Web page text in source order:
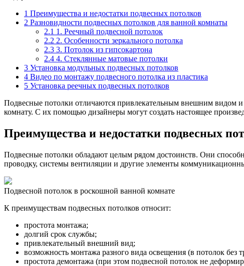
1 Преимущества и недостатки подвесных потолков
2 Разновидности подвесных потолков для ванной комнаты
2.1 1. Реечный подвесной потолок
2.2 2. Особенности зеркального потолка
2.3 3. Потолок из гипсокартона
2.4 4. Стеклянные матовые потолки
3 Установка модульных подвесных потолков
4 Видео по монтажу подвесного потолка из пластика
5 Установка реечных подвесных потолков
Подвесные потолки отличаются привлекательным внешним видом
комнату. С их помощью дизайнеры могут создать настоящее
Преимущества и недостатки подвесных
Подвесные потолки обладают целым рядом достоинств. Они
проводку, системы вентиляции и другие элементы
Подвесной потолок в роскошной ванной комнате
К преимуществам подвесных потолков относит:
простота монтажа;
долгий срок службы;
привлекательный внешний вид;
возможность монтажа разного вида освещения (в потолок без
простота демонтажа (при этом подвесной потолок не